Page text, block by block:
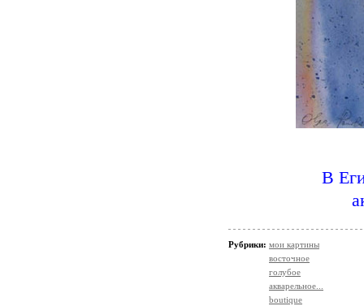
В
Рубрики: мои картины
восточное
голубое
акварельное...
boutique